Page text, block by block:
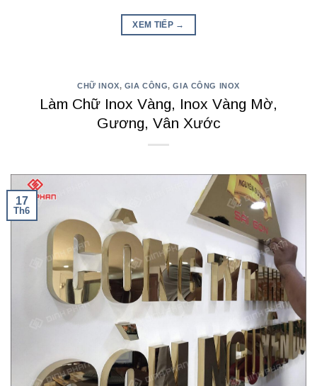
XEM TIẾP →
CHỮ INOX, GIA CÔNG,GIA CÔNG INOX
Làm Chữ Inox Vàng, Inox Vàng Mờ,
Gương, Vân Xước
17
Th6